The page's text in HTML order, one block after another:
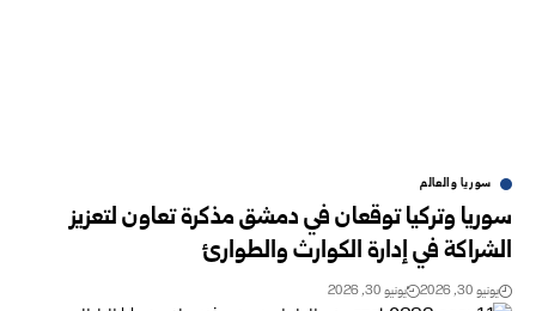
سوريا والعالم
سوريا وتركيا توقعان في دمشق مذكرة تعاون لتعزيز
الشراكة ‏في إدارة الكوارث والطوارئ
يونيو 30, 2026 يونيو 30, 2026